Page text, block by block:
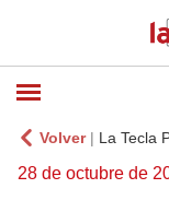
Volver| La Tecla
28 de octubre de